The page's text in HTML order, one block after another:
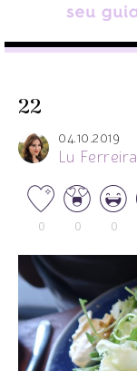
22
04.10.2019
Lu Ferreira
0 0 0